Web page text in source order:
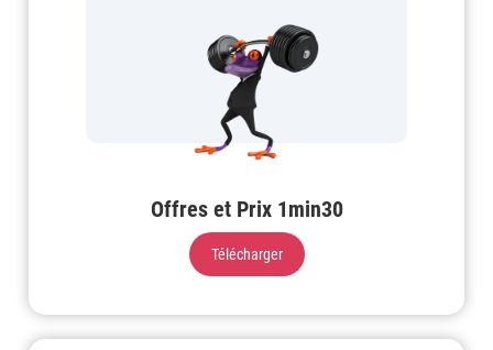
Offres et Prix 1min30
Télécharger